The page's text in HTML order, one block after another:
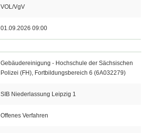
VOL/VgV
01.09.2026 09:00
Gebäudereinigung - Hochschule der Sächsischen
Polizei (FH), Fortbildungsbereich 6 (6A032279)
SIB Niederlassung Leipzig 1
Offenes Verfahren